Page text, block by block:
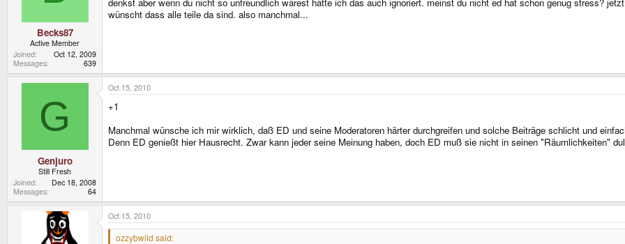
Becks87
Active Member
Joined
Oct 12, 2009
Messages
639
wünscht dass alle teile da sind. also manchmal...
G
Genjuro
Still Fresh
Joined
Dec 18, 2008
Messages
64
Oct 15, 2010
+1
Manchmal wünsche ich mir wirklich, daß ED und seine Moderatoren härter durchgreifen und solche Beiträge schlicht und
Denn ED genießt hier Hausrecht. Zwar kann jeder seine Meinung haben, doch ED muß sie nicht in seinen "Räumlichkeiten"
Oct 15, 2010
ozzybwild said: